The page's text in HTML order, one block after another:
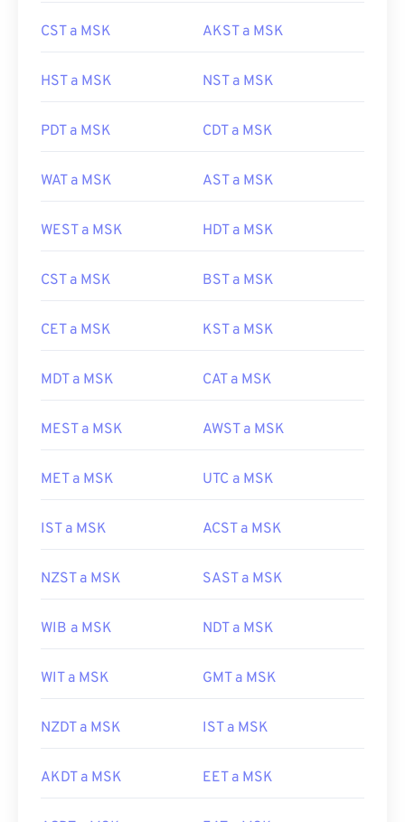
CST a MSK AKST a MSK
HST a MSK NST a MSK
PDT a MSK CDT a MSK
WAT a MSK AST a MSK
WEST a MSK HDT a MSK
CST a MSK BST a MSK
CET a MSK KST a MSK
MDT a MSK CAT a MSK
MEST a MSK AWST a MSK
MET a MSK UTC a MSK
IST a MSK ACST a MSK
NZST a MSK SAST a MSK
WIB a MSK NDT a MSK
WIT a MSK GMT a MSK
NZDT a MSK IST a MSK
AKDT a MSK EET a MSK